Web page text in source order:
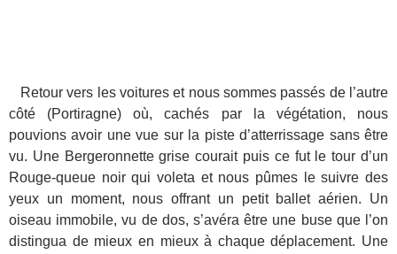
Retour vers les voitures et nous sommes passés de l’autre
côté (Portiragne) où, cachés par la végétation, nous
pouvions avoir une vue sur la piste d’atterrissage sans être
vu. Une Bergeronnette grise courait puis ce fut le tour d’un
Rouge-queue noir qui voleta et nous pûmes le suivre des
yeux un moment, nous offrant un petit ballet aérien. Un
oiseau immobile, vu de dos, s’avéra être une buse que l’on
distingua de mieux en mieux à chaque déplacement. Une